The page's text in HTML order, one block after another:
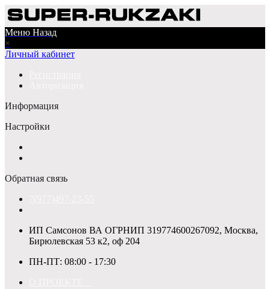
Меню Назад
×
Личный кабинет
Информация
Настройки
Обратная связь
ИП Самсонов ВА ОГРНИП 319774600267092, Москва,
Бирюлевская 53 к2, оф 204
ПН-ПТ: 08:00 - 17:30